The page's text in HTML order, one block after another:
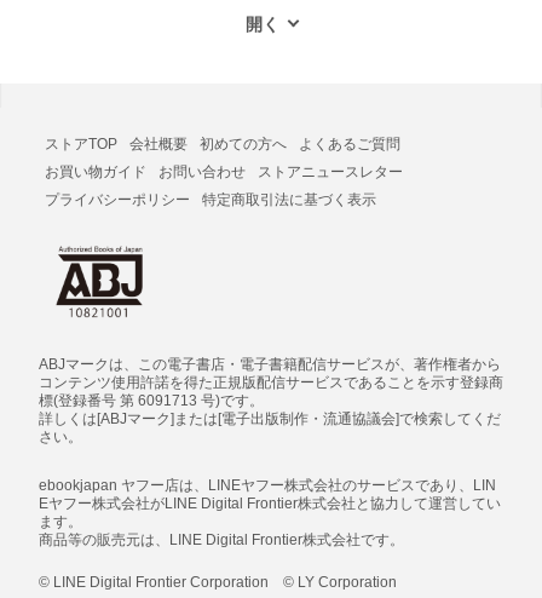
ストアTOP 会社概要 初めての方へ
よくあるご質問
お買い物ガイド
お問い合わせ
ストアニュースレター
プライバシーポリシー
特定商取引法に基づく表示
ABJマークは、この電子書店・電子書籍配信サービスが、著作権者から
コンテンツ使用許諾を得た正規版配信サービスであることを示す登録商
標(登録番号 第 6091713 号)です。
詳しくは[ABJマーク]または[電子出版制作・流通協議会]で検索してくだ
さい。
ebookjapan ヤフー店は、LINEヤフー株式会社のサービスであり、LIN
Eヤフー株式会社がLINE Digital Frontier株式会社と協力して運営してい
ます。
商品等の販売元は、LINE Digital Frontier株式会社です。
© LINE Digital Frontier Corporation © LY Corporation